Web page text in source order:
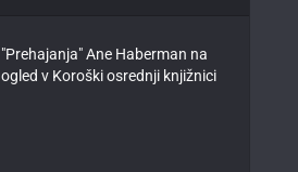
"Prehajanja" Ane Haberman na
ogled v Koroški osrednji knjižnici